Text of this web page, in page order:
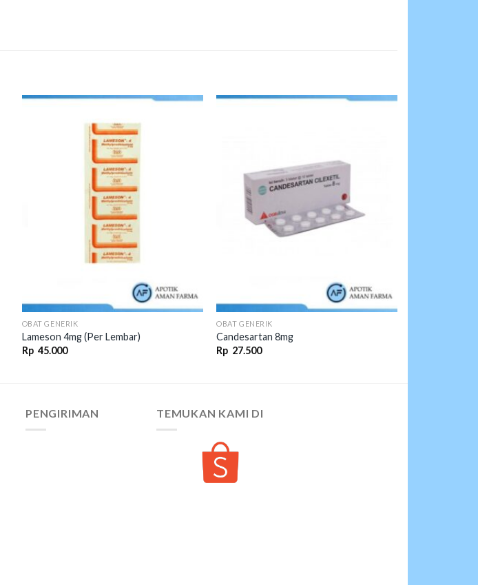
OBAT GENERIK
Lameson 4mg (Per Lembar)
Rp 45.000
OBAT GENERIK
Candesartan 8mg
Rp 27.500
PENGIRIMAN TEMUKAN KAMI DI